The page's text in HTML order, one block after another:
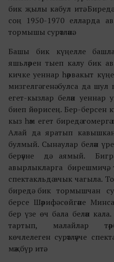
бик җылы кабул итә.
соң 1950-1970 елларда
тормышы сурәтләнә.
Башы бик күңелле
яшьләрен тыеп калу бик
кичке уеннар һәрвакыт
мизгелгә генә булса да
егет-кызлар белән
биеп йөрисең. Бер-берсен
кыз һәм егет биредә
Алай да яратып
булмый. Сынаулар белән
берәүне дә аямый.
авырлыкларга
спектакльдә ачык чагыла.
биредә бик тормышчан
берсе Шәрифә сөйгәне
бер үзе өч бала белән
тартып, малайлар
көчлелеген сурәтләүче
мәҗбүр итә.